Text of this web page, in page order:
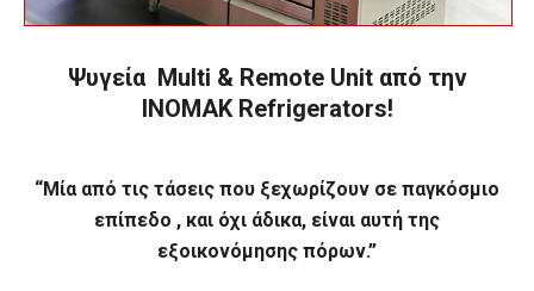
Ψυγεία Multi & Remote Unit από την
ΙΝΟΜΑΚ Refrigerators!
“Μία από τις τάσεις που ξεχωρίζουν σε παγκόσμιο
επίπεδο , και όχι άδικα, είναι αυτή της
εξοικονόμησης πόρων.”